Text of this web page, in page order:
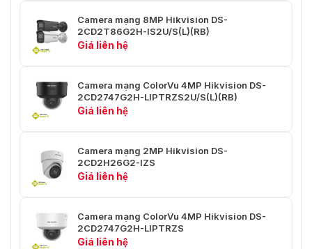
Dòng phụ
480, 640 × 360)
60Hz:
30 khung hình/giây (1280 x 720, 640 ×
Dòng thứ
50Hz:
10 khung hình/giây (1920 × 1080, 1280 ×
720, 640 × 480, 640 × 360)
720, 640 × 480, 640 × 360)
Dòng chính: H.265/H.264/H.264+/H.265+,
*Luồng thứ ba được hỗ trợ trong một số
cài đặt nhất định.
Camera mạng 8MP Hikvision DS-
2CD2T86G2H-IS2U/S(L)(RB)
Giá liên hệ
Camera mạng ColorVu 4MP Hikvision DS-
2CD2747G2H-LIPTRZS2U/S(L)(RB)
Giá liên hệ
Camera mạng 2MP Hikvision DS-
2CD2H26G2-IZS
Giá liên hệ
Camera mạng ColorVu 4MP Hikvision DS-
2CD2747G2H-LIPTRZS
Giá liên hệ